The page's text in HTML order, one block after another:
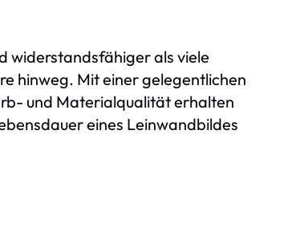
widerstandsfähiger als viele
hinweg. Mit einer gelegentlichen
und Materialqualität erhalten
eines Leinwandbildes